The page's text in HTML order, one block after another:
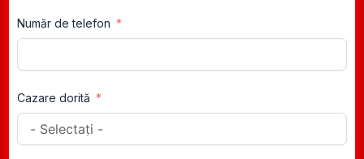
Număr de telefon
Cazare dorită